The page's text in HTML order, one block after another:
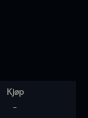
Kjøp
-